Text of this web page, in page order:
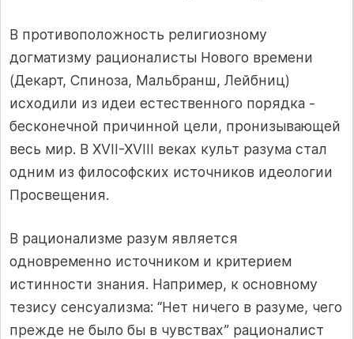
В противоположность религиозному
догматизму рационалисты Нового времени
(Декарт, Спиноза, Мальбранш, Лейбниц)
исходили из идеи естественного порядка -
бесконечной причинной цели, пронизывающей
весь мир. В XVII-XVIII веках культ разума стал
одним из философских источников идеологии
Просвещения.
В рационализме разум является
одновременно источником и критерием
истинности знания. Например, к основному
тезису сенсуализма: “Нет ничего в разуме, чего
прежде не было бы в чувствах” рационалист